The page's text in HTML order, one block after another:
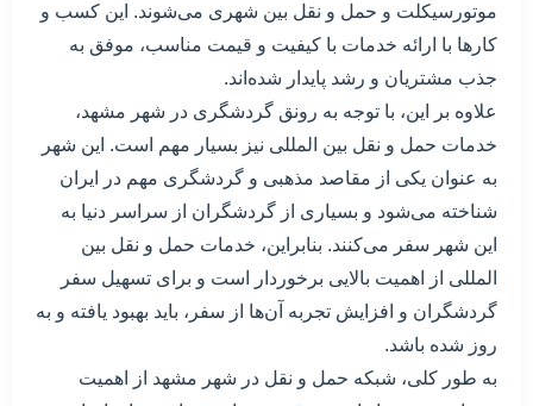
موتورسیکلت و حمل و نقل بین شهری می‌شوند. این کسب و
کارها با ارائه خدمات با کیفیت و قیمت مناسب، موفق به
جذب مشتریان و رشد پایدار شده‌اند.
علاوه بر این، با توجه به رونق گردشگری در شهر مشهد،
خدمات حمل و نقل بین المللی نیز بسیار مهم است. این شهر
به عنوان یکی از مقاصد مذهبی و گردشگری مهم در ایران
شناخته می‌شود و بسیاری از گردشگران از سراسر دنیا به
این شهر سفر می‌کنند. بنابراین، خدمات حمل و نقل بین
المللی از اهمیت بالایی برخوردار است و برای تسهیل سفر
گردشگران و افزایش تجربه آن‌ها از سفر، باید بهبود یافته و به
روز شده باشد.
به طور کلی، شبکه حمل و نقل در شهر مشهد از اهمیت